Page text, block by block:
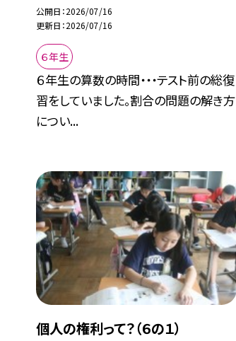
公開日 2026/07/16
更新日 2026/07/16
６年生
６年生の算数の時間・・・テスト前の総復
習をしていました。割合の問題の解き方
につい...
個人の権利って？（６の１）